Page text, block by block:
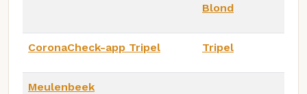
Blond
CoronaCheck-app Tripel Tripel
Meulenbeek